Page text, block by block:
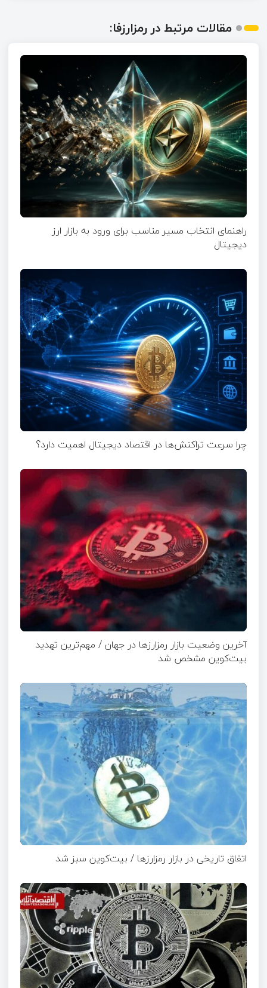
مقالات مرتبط در رمزارزفا:
راهنمای انتخاب مسیر مناسب برای ورود به بازار ارز
دیجیتال
چرا سرعت تراکنش‌ها در اقتصاد دیجیتال اهمیت دارد؟
آخرین وضعیت بازار رمزارزها در جهان / مهم‌ترین تهدید
بیت‌کوین مشخص شد
اتفاق تاریخی در بازار رمزارزها / بیت‌کوین سبز شد